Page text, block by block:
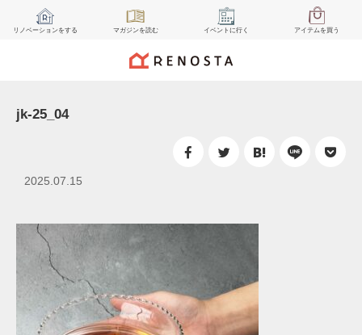
リノベーションをする マガジンを読む イベント に行く アイテムを買う
jk-25_04
2025.07.15